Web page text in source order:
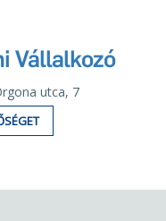
Vállalkozó
utca, 7